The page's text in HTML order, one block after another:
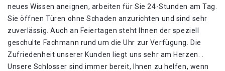
neues Wissen aneignen, arbeiten für Sie 24-Stunden am Tag.
Sie öffnen Türen ohne Schaden anzurichten und sind sehr
zuverlässig. Auch an Feiertagen steht Ihnen der speziell
geschulte Fachmann rund um die Uhr zur Verfügung. Die
Zufriedenheit unserer Kunden liegt uns sehr am Herzen. .
Unsere Schlosser sind immer bereit, Ihnen zu helfen, wenn